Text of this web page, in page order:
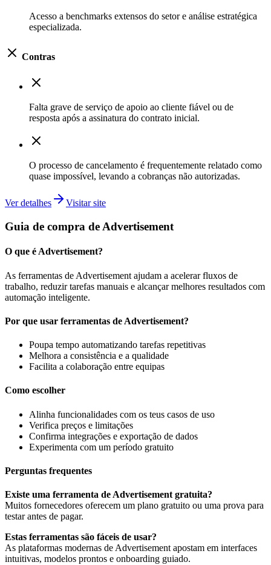
Acesso a benchmarks extensos do setor e análise estratégica
especializada.
Contras
Falta grave de serviço de apoio ao cliente fiável ou de
resposta após a assinatura do contrato inicial.
O processo de cancelamento é frequentemente relatado como
quase impossível, levando a cobranças não autorizadas.
Ver detalhes Visitar site
Guia de compra de Advertisement
O que é Advertisement?
As ferramentas de Advertisement ajudam a acelerar fluxos de
trabalho, reduzir tarefas manuais e alcançar melhores resultados com
automação inteligente.
Por que usar ferramentas de Advertisement?
Poupa tempo automatizando tarefas repetitivas
Melhora a consistência e a qualidade
Facilita a colaboração entre equipas
Como escolher
Alinha funcionalidades com os teus casos de uso
Verifica preços e limitações
Confirma integrações e exportação de dados
Experimenta com um período gratuito
Perguntas frequentes
Existe uma ferramenta de Advertisement gratuita?
Muitos fornecedores oferecem um plano gratuito ou uma prova para
testar antes de pagar.
Estas ferramentas são fáceis de usar?
As plataformas modernas de Advertisement apostam em interfaces
intuitivas, modelos prontos e onboarding guiado.